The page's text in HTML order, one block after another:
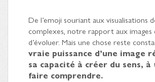
De l’emoji souriant aux visualisations
complexes, notre rapport aux images
d’évoluer. Mais une chose reste
vraie puissance d’une image
sa capacité à créer du sens, à
faire comprendre.